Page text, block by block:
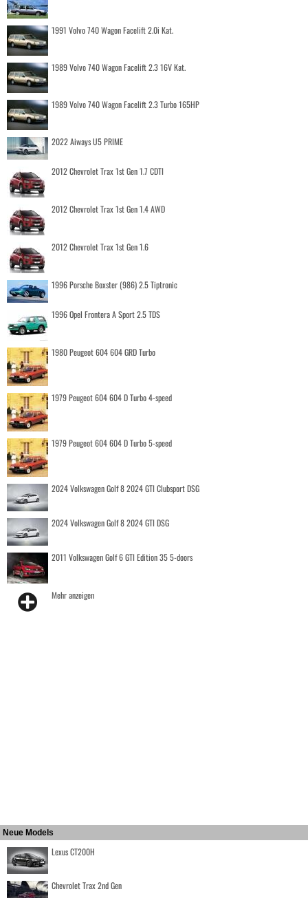
1991 Volvo 740 Wagon Facelift 2.0i Kat.
1989 Volvo 740 Wagon Facelift 2.3 16V Kat.
1989 Volvo 740 Wagon Facelift 2.3 Turbo 165HP
2022 Aiways U5 PRIME
2012 Chevrolet Trax 1st Gen 1.7 CDTI
2012 Chevrolet Trax 1st Gen 1.4 AWD
2012 Chevrolet Trax 1st Gen 1.6
1996 Porsche Boxster (986) 2.5 Tiptronic
1996 Opel Frontera A Sport 2.5 TDS
1980 Peugeot 604 604 GRD Turbo
1979 Peugeot 604 604 D Turbo 4-speed
1979 Peugeot 604 604 D Turbo 5-speed
2024 Volkswagen Golf 8 2024 GTI Clubsport DSG
2024 Volkswagen Golf 8 2024 GTI DSG
2011 Volkswagen Golf 6 GTI Edition 35 5-doors
Mehr anzeigen
Neue Models
Lexus CT200H
Chevrolet Trax 2nd Gen